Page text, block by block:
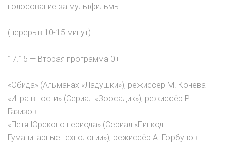
голосование за мультфильмы.
(перерыв 10-15 минут)
17.15 — Вторая программа 0+
«Обида» (Альманах «Ладушки»), режиссёр М. Конева
«Игра в гости» (Сериал «Зоосадик»), режиссёр Р.
Газизов
«Петя Юрского периода» (Сериал «Пинкод.
Гуманитарные технологии»), режиссёр А. Горбунов